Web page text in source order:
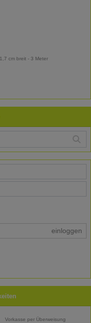
cm breit - 3 Meter
einloggen
Vorkasse per Überweisung